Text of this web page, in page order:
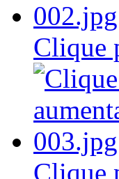
Clique
Clique